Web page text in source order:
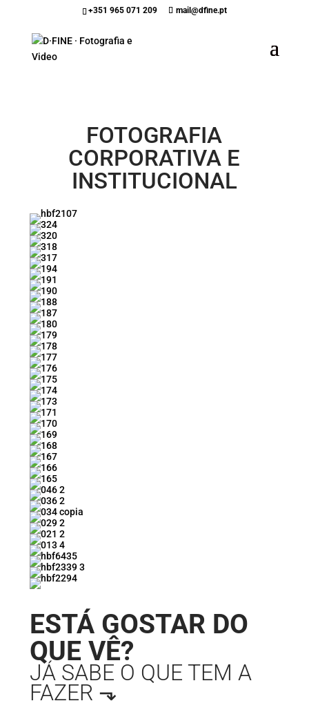
+351 965 071 209 mail@dfine.pt
FOTOGRAFIA
CORPORATIVA E
INSTITUCIONAL
ESTÁ GOSTAR DO
QUE VÊ?
JÁ SABE O QUE TEM A
FAZER ⬎